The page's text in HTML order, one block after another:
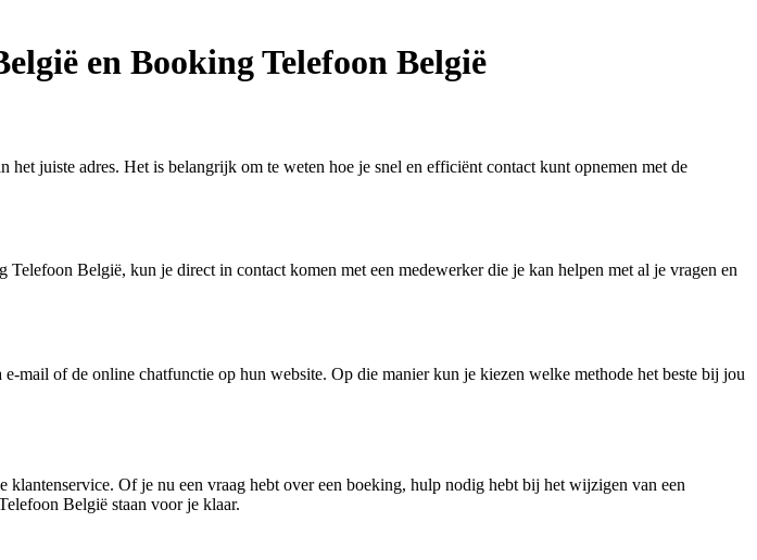
en Booking Telefoon België
juiste adres. Het is belangrijk om te weten hoe je snel en efficiënt contact kunt opnemen met de
België, kun je direct in contact komen met een medewerker die je kan helpen met al je vragen en
mail of de online chatfunctie op hun website. Op die manier kun je kiezen welke methode het beste bij jou
Of je nu een vraag hebt over een boeking, hulp nodig hebt bij het wijzigen van een
België staan voor je klaar.